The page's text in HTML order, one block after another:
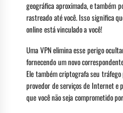
geográfica aproximada, e também
rastreado até você. Isso significa
online está vinculado a você!
Uma VPN elimina esse perigo
fornecendo um novo
Ele também criptografa seu
provedor de serviços de Internet e
que você não seja comprometido